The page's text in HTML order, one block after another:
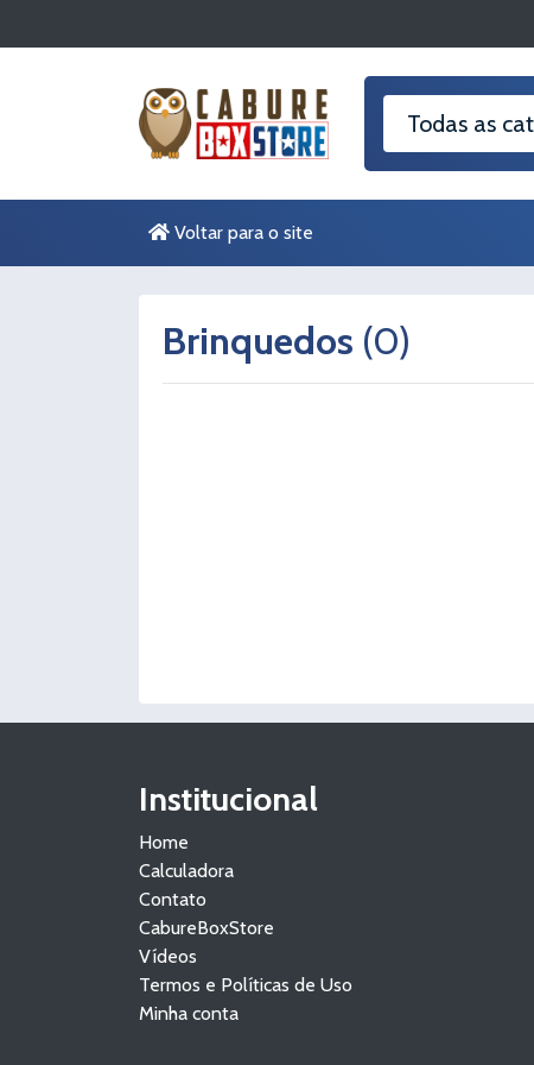
Voltar para o site
Brinquedos (0)
Institucional
Home
Calculadora
Contato
CabureBoxStore
Vídeos
Termos e Políticas de Uso
Minha conta